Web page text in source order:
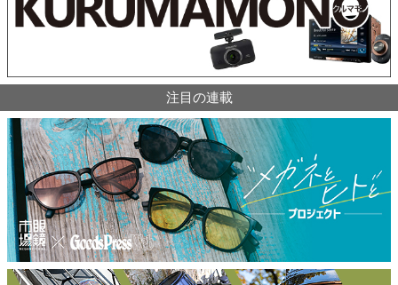
注目の連載